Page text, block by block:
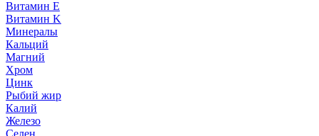
Витамин E
Витамин K
Минералы
Кальций
Магний
Хром
Цинк
Рыбий жир
Калий
Железо
Селен